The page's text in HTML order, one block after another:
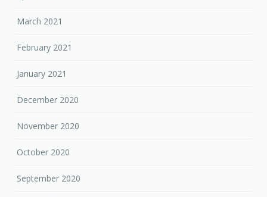
March 2021
February 2021
January 2021
December 2020
November 2020
October 2020
September 2020